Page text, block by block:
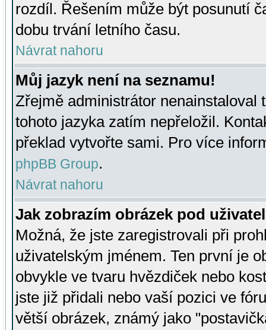
rozdíl. Řešením může být posunutí
dobu trvání letního času.
Návrat nahoru
Můj jazyk není na seznamu!
Zřejmě administrátor nenainstaloval
tohoto jazyka zatím nepřeložil.
překlad vytvořte sami. Pro více
phpBB Group.
Návrat nahoru
Jak zobrazím obrázek pod
Možná, že jste zaregistrovali při
uživatelským jménem. Ten první je
obvykle ve tvaru hvězdiček nebo
jste již přidali nebo vaší pozici ve
větší obrázek, známý jako